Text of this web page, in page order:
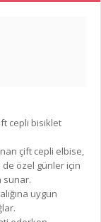
cepli bisiklet
çift cepli elbise,
de özel günler için
sunar.
uygun